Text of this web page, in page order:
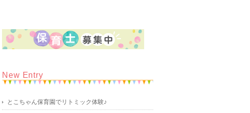
New Entry
とこちゃん保育園でリトミック体験♪